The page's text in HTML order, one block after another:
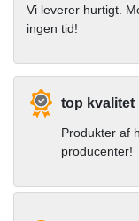
Vi leverer hurtigt.
ingen tid!
top kvalitet
Produkter af
producenter!